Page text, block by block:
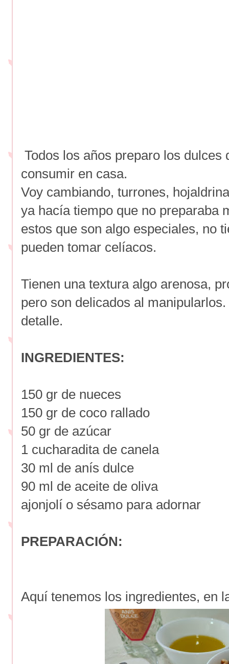
Todos los años preparo los dulces
consumir en casa.
Voy cambiando, turrones,
ya hacía tiempo que no preparaba
estos que son algo especiales, no
pueden tomar celíacos.
Tienen una textura algo arenosa,
pero son delicados al
detalle.
INGREDIENTES:
150 gr de nueces
150 gr de coco rallado
50 gr de azúcar
1 cucharadita de canela
30 ml de anís dulce
90 ml de aceite de oliva
ajonjolí o sésamo para adornar
PREPARACIÓN:
Aquí tenemos los ingredientes, en